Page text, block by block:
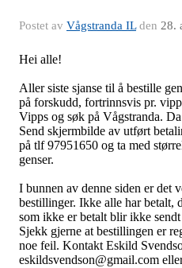
Postet av Vågstranda ILden 28.
Hei alle!
Aller siste sjanse til å bestille
på forskudd, fortrinnsvis pr.
Vipps og søk på Vågstranda.
Send skjermbilde av utført
på tlf 97951650 og ta med
genser.
I bunnen av denne siden er det
bestillinger. Ikke alle har betalt,
som ikke er betalt blir ikke
Sjekk gjerne at bestillingen er
noe feil. Kontakt Eskild
eskildsvendson@gmail.com